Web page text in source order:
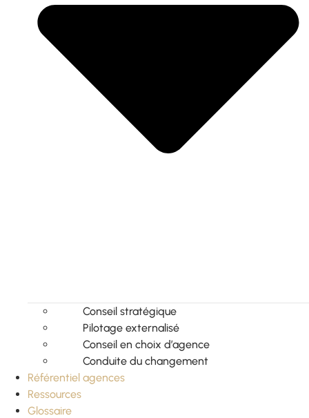
Conseil stratégique
Pilotage externalisé
Conseil en choix d’agence
Conduite du changement
Référentiel agences
Ressources
Glossaire